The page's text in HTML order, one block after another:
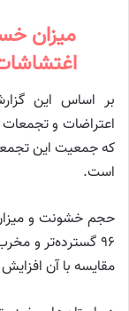
میزان
اغتشاشات آبان ۹۸
است.
حجم خشونت و
۹۶ گسترده‌تر و
مقایسه با آن